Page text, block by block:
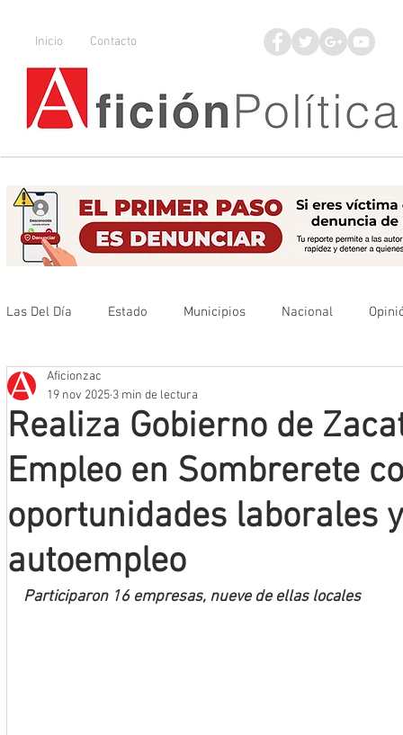
Inicio Contacto
Las Del Día Estado Municipios Nacional
Que no se olvide
Mineros LNBP
Realiza Gobierno de
Empleo en Sombrerete
oportunidades laborales
autoempleo
Aficionzac
19 nov 2025 3 min de lectura
Participaron 16 empresas, nueve de ellas locales